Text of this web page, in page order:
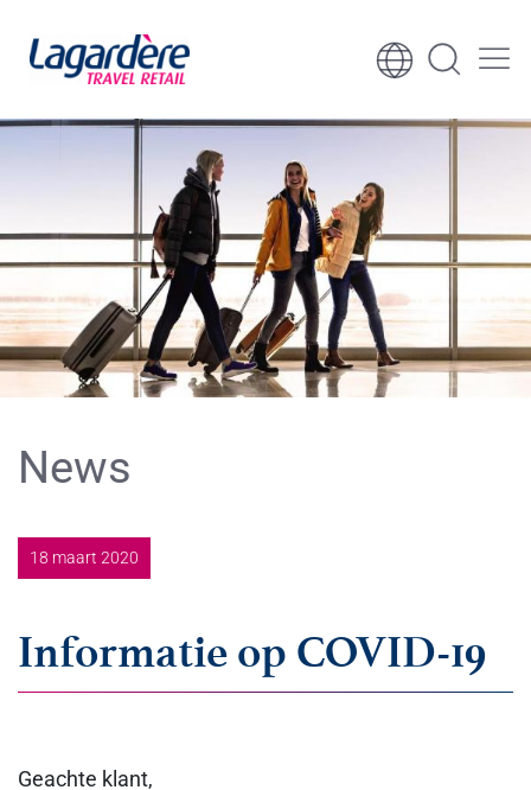
Ga naar inhoud
News
18 maart 2020
Informatie op COVID-19
Geachte klant,